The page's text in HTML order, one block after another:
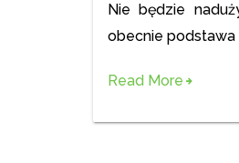
Nie będzie
obecnie podstawa
Read More